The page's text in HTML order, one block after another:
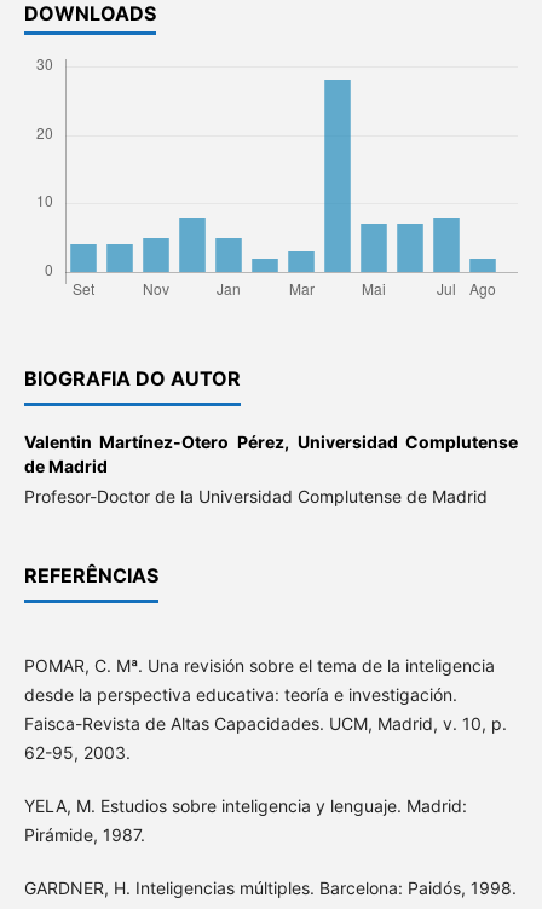
DOWNLOADS
BIOGRAFIA DO AUTOR
Valentin Martínez-Otero Pérez, Universidad Complutense
de Madrid
Profesor-Doctor de la Universidad Complutense de Madrid
REFERÊNCIAS
POMAR, C. Mª. Una revisión sobre el tema de la inteligencia
desde la perspectiva educativa: teoría e investigación.
Faisca-Revista de Altas Capacidades. UCM, Madrid, v. 10, p.
62-95, 2003.
YELA, M. Estudios sobre inteligencia y lenguaje. Madrid:
Pirámide, 1987.
GARDNER, H. Inteligencias múltiples. Barcelona: Paidós, 1998.